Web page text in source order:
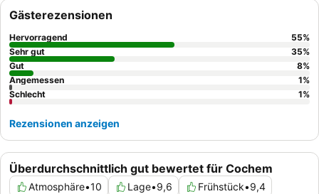
freundliche und aufmerksame Personal. Für das beste Erlebnis
sollten Sie ein Zimmer mit
die Burgbuchen.
Überdurchschnittlich gut bewertet für Cochem
Atmosphäre•10 Lage•9,6 Frühstück•9,4
Gästerezensionen
Hervorragend 55%
Sehr gut
35%
Gut
8%
Angemessen
1%
Schlecht
1%
Rezensionen anzeigen